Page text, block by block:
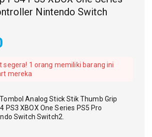
Nintendo Switch
dalam 1 jam terakhir
segera! 1 orang memiliki barang ini
mereka
Analog Stick Stik Thumb Grip
PS3 XBOX One Series PS5 Pro
Switch Switch2.